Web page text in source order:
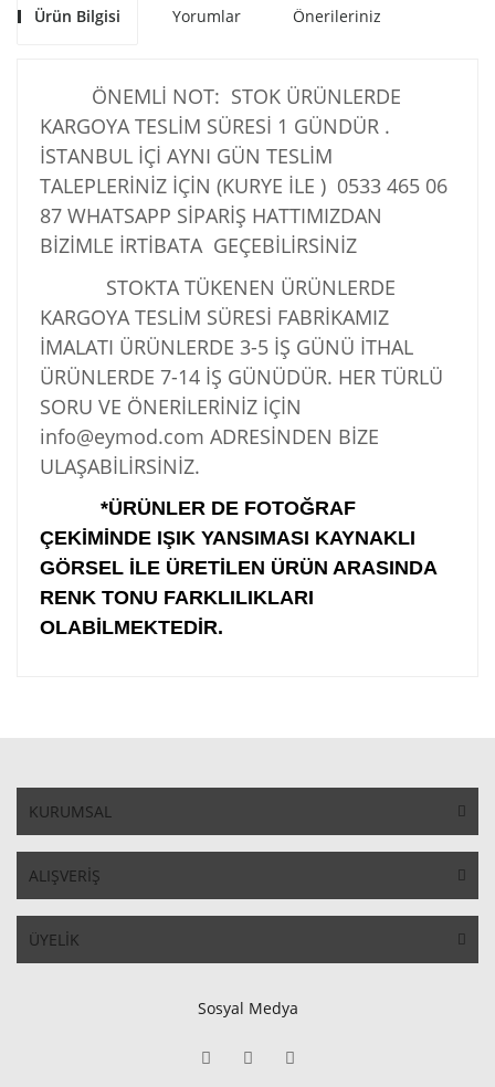
Ürün Bilgisi Yorumlar Önerileriniz
ÖNEMLİ NOT: STOK ÜRÜNLERDE
KARGOYA TESLİM SÜRESİ 1 GÜNDÜR .
İSTANBUL İÇİ AYNI GÜN TESLİM
TALEPLERİNİZ İÇİN (KURYE İLE ) 0533 465 06
87 WHATSAPP SİPARİŞ HATTIMIZDAN
BİZİMLE İRTİBATA GEÇEBİLİRSİNİZ
STOKTA TÜKENEN ÜRÜNLERDE
KARGOYA TESLİM SÜRESİ FABRİKAMIZ
İMALATI ÜRÜNLERDE 3-5 İŞ GÜNÜ İTHAL
ÜRÜNLERDE 7-14 İŞ GÜNÜDÜR. HER TÜRLÜ
SORU VE ÖNERİLERİNİZ İÇİN
info@eymod.com ADRESİNDEN BİZE
ULAŞABİLİRSİNİZ.
*ÜRÜNLER DE FOTOĞRAF
ÇEKİMİNDE IŞIK YANSIMASI KAYNAKLI
GÖRSEL İLE ÜRETİLEN ÜRÜN ARASINDA
RENK TONU FARKLILIKLARI
OLABİLMEKTEDİR.
KURUMSAL
ALIŞVERİŞ
ÜYELİK
Sosyal Medya